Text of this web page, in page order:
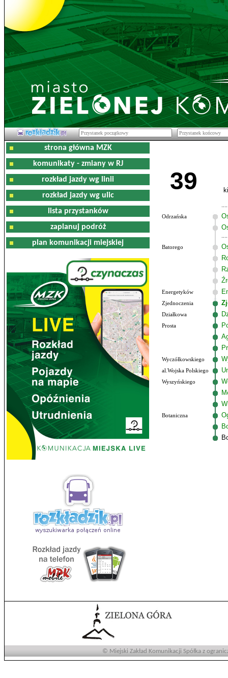
strona główna MZK
komunikaty - zmiany w RJ
rozkład jazdy wg linii
rozkład jazdy wg ulic
lista przystanków
zaplanuj podróż
plan komunikacji miejskiej
39
Odrzańska
Batorego
Energetyków
Zjednoczenia
Działkowa
Prosta
Wyczółkowskiego
al.Wojska Polskiego
Wyszyńskiego
Botaniczna
© Miejski Zakład Komunikacji Spółka z